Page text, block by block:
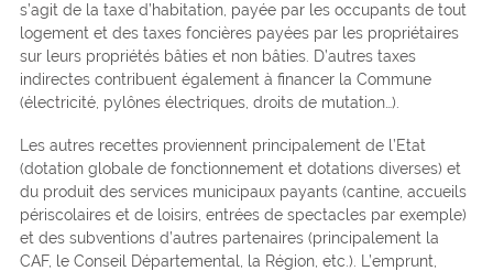
s’agit de la taxe d’habitation, payée par les occupants de tout
logement et des taxes foncières payées par les propriétaires
sur leurs propriétés bâties et non bâties. D’autres taxes
indirectes contribuent également à financer la Commune
(électricité, pylônes électriques, droits de mutation…).
Les autres recettes proviennent principalement de l’Etat
(dotation globale de fonctionnement et dotations diverses) et
du produit des services municipaux payants (cantine, accueils
périscolaires et de loisirs, entrées de spectacles par exemple)
et des subventions d’autres partenaires (principalement la
CAF, le Conseil Départemental, la Région, etc.). L’emprunt,